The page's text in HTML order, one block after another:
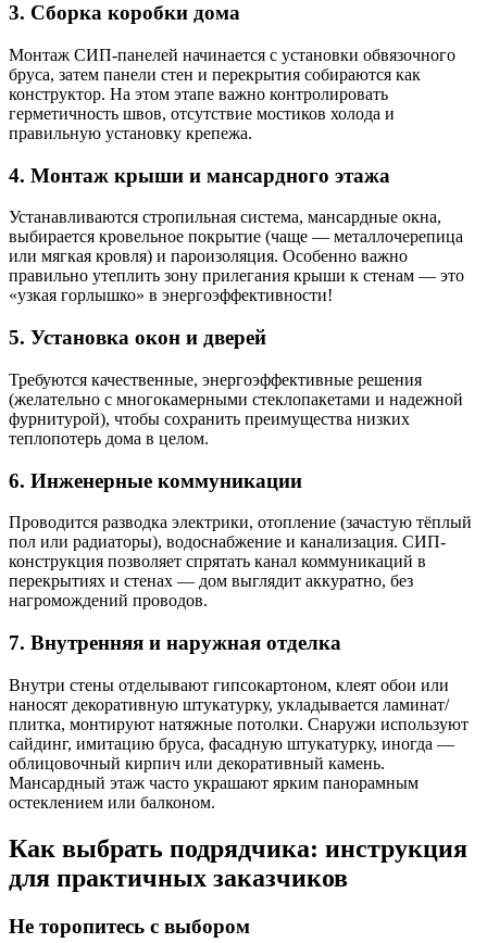
3. Сборка коробки дома
Монтаж СИП-панелей начинается с установки обвязочного
бруса, затем панели стен и перекрытия собираются как
конструктор. На этом этапе важно контролировать
герметичность швов, отсутствие мостиков холода и
правильную установку крепежа.
4. Монтаж крыши и мансардного этажа
Устанавливаются стропильная система, мансардные окна,
выбирается кровельное покрытие (чаще — металлочерепица
или мягкая кровля) и пароизоляция. Особенно важно
правильно утеплить зону прилегания крыши к стенам — это
«узкая горлышко» в энергоэффективности!
5. Установка окон и дверей
Требуются качественные, энергоэффективные решения
(желательно с многокамерными стеклопакетами и надежной
фурнитурой), чтобы сохранить преимущества низких
теплопотерь дома в целом.
6. Инженерные коммуникации
Проводится разводка электрики, отопление (зачастую тёплый
пол или радиаторы), водоснабжение и канализация. СИП-
конструкция позволяет спрятать канал коммуникаций в
перекрытиях и стенах — дом выглядит аккуратно, без
нагромождений проводов.
7. Внутренняя и наружная отделка
Внутри стены отделывают гипсокартоном, клеят обои или
наносят декоративную штукатурку, укладывается ламинат/
плитка, монтируют натяжные потолки. Снаружи используют
сайдинг, имитацию бруса, фасадную штукатурку, иногда —
облицовочный кирпич или декоративный камень.
Мансардный этаж часто украшают ярким панорамным
остеклением или балконом.
Как выбрать подрядчика: инструкция
для практичных заказчиков
Не торопитесь с выбором